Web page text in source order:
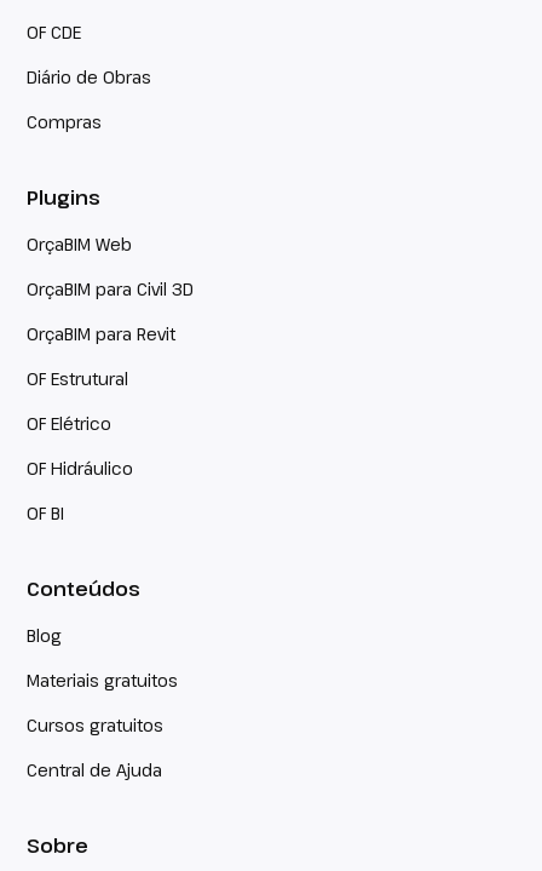
OF CDE
Diário de Obras
Compras
Plugins
OrçaBIM Web
OrçaBIM para Civil 3D
OrçaBIM para Revit
OF Estrutural
OF Elétrico
OF Hidráulico
OF BI
Conteúdos
Blog
Materiais gratuitos
Cursos gratuitos
Central de Ajuda
Sobre